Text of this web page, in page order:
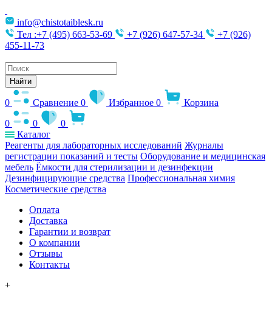
info@chistotaiblesk.ru
Тел :+7 (495) 663-53-69
+7 (926) 647-57-34
+7 (926)
455-11-73
Поиск
товаров
Найти
0 Сравнение 0 Избранное 0
Корзина
0
0
0
Каталог
Реагенты для лабораторных исследований Журналы
регистрации показаний и тесты Оборудование и медицинская
мебель Ёмкости для стерилизации и дезинфекции
Дезинфицирующие средства Профессиональная химия
Косметические средства
Оплата
Доставка
Гарантии и возврат
О компании
Отзывы
Контакты
+